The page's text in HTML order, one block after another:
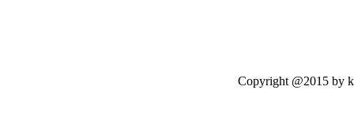
Copyright @2015 by